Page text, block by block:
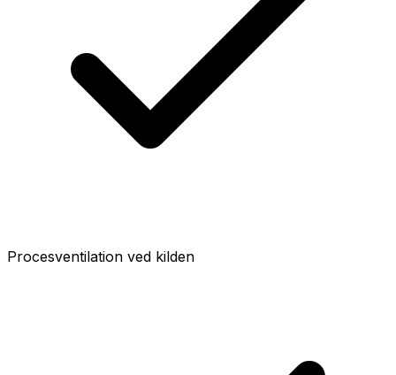
Procesventilation ved kilden